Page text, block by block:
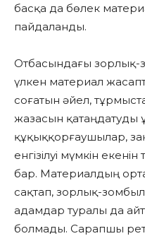
басқа да бөлек
пайдаланды.
Отбасындағы зорлық-
үлкен материал
соғатын әйел,
жазасын қатаңдатуды
құқыққорғаушылар,
енгізілуі мүмкін екенін
бар. Материалдың
сақтап, зорлық-
адамдар туралы да
болмады. Сарапшы